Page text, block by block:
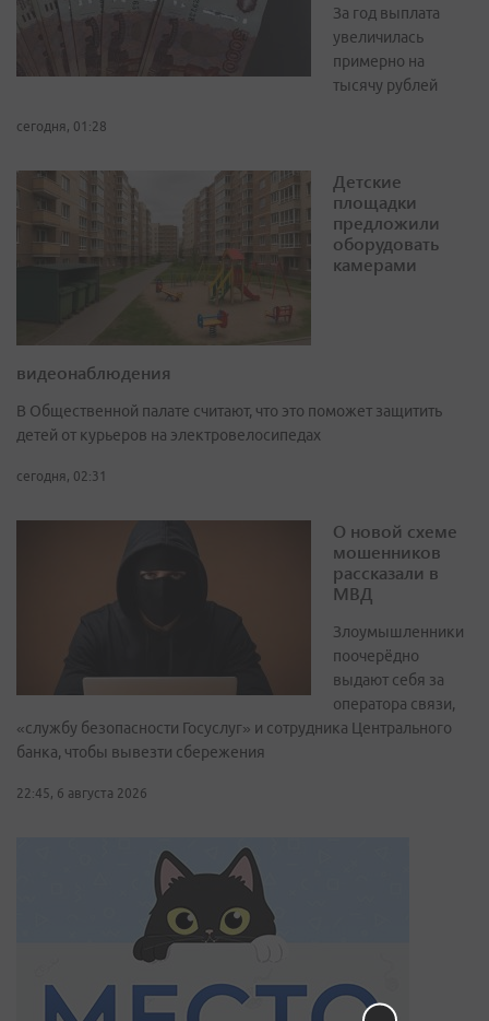
За год выплата
увеличилась
примерно на
тысячу рублей
сегодня, 01:28
Детские
площадки
предложили
оборудовать
камерами
видеонаблюдения
В Общественной палате считают, что это поможет защитить
детей от курьеров на электровелосипедах
сегодня, 02:31
О новой схеме
мошенников
рассказали в
МВД
Злоумышленники
поочерёдно
выдают себя за
оператора связи,
«службу безопасности Госуслуг» и сотрудника Центрального
банка, чтобы вывезти сбережения
22:45, 6 августа 2026